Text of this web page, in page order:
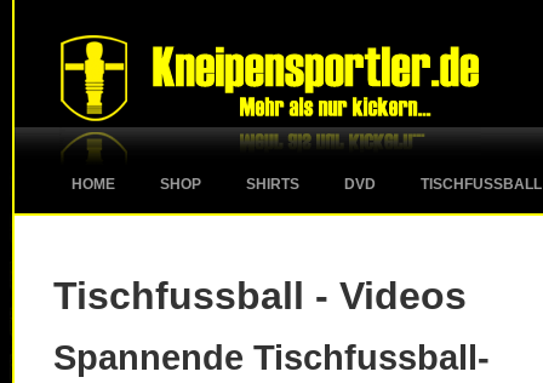
HOME SHOP SHIRTS DVD TISCHFUSSBALL
Tischfussball - Videos
Spannende Tischfussball-